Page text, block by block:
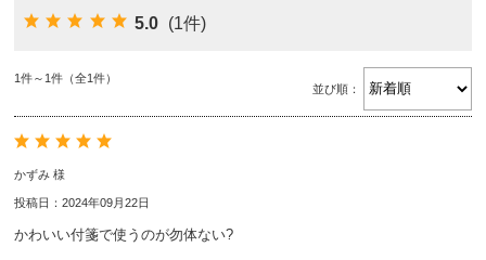
5.0 (1件)
1件～1件（全1件）
並び順：
かずみ 様
投稿日：2024年09月22日
かわいい付箋で使うのが勿体ない?